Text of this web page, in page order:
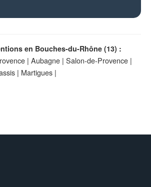
en Bouches-du-Rhône (13) :
| Aubagne | Salon-de-Provence |
| Martigues |